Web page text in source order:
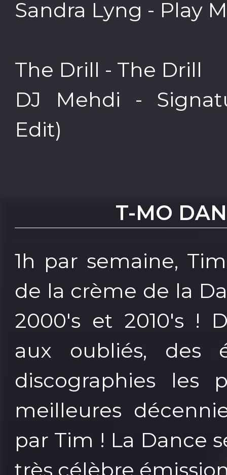
Sandra Lyng - Play
The Drill - The Drill
DJ Mehdi -
Edit)
T-MO
1h par semaine,
de la crème de la
2000's et 2010's !
aux oubliés, des
discographies les
meilleures
par Tim ! La Dance
très célèbre